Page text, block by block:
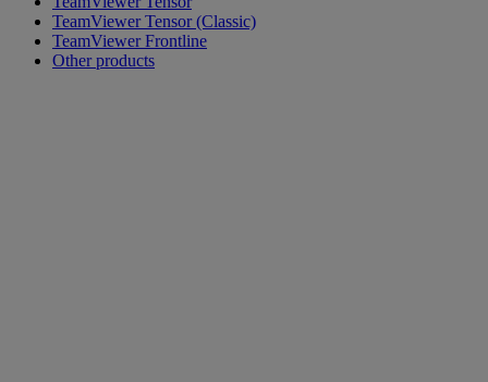
TeamViewer Tensor (Classic)
TeamViewer Frontline
Other products